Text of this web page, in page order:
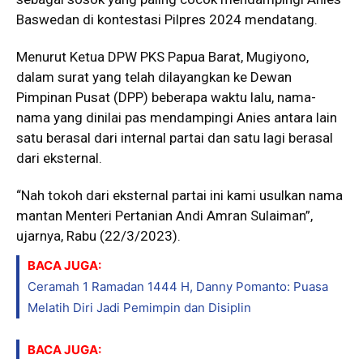
Baswedan di kontestasi Pilpres 2024 mendatang.
Menurut Ketua DPW PKS Papua Barat, Mugiyono,
dalam surat yang telah dilayangkan ke Dewan
Pimpinan Pusat (DPP) beberapa waktu lalu, nama-
nama yang dinilai pas mendampingi Anies antara lain
satu berasal dari internal partai dan satu lagi berasal
dari eksternal.
“Nah tokoh dari eksternal partai ini kami usulkan nama
mantan Menteri Pertanian Andi Amran Sulaiman”,
ujarnya, Rabu (22/3/2023).
BACA JUGA:
Ceramah 1 Ramadan 1444 H, Danny Pomanto: Puasa
Melatih Diri Jadi Pemimpin dan Disiplin
BACA JUGA: